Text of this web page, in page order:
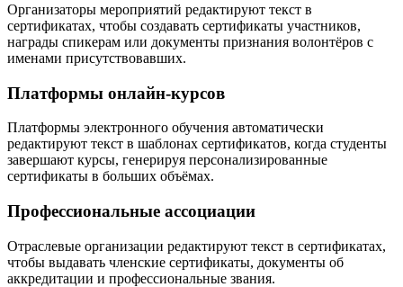
Организаторы мероприятий редактируют текст в
сертификатах, чтобы создавать сертификаты участников,
награды спикерам или документы признания волонтёров с
именами присутствовавших.
Платформы онлайн-курсов
Платформы электронного обучения автоматически
редактируют текст в шаблонах сертификатов, когда студенты
завершают курсы, генерируя персонализированные
сертификаты в больших объёмах.
Профессиональные ассоциации
Отраслевые организации редактируют текст в сертификатах,
чтобы выдавать членские сертификаты, документы об
аккредитации и профессиональные звания.